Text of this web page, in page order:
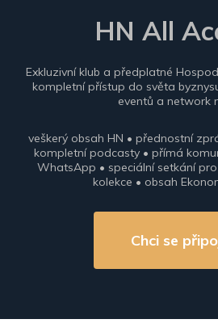
HN All
Exkluzivní klub a předplatné
kompletní přístup do světa
eventů a network
veškerý obsah HN • přednostní
kompletní podcasty • přímá
WhatsApp • speciální setkání pro
kolekce • obsah
Chci se